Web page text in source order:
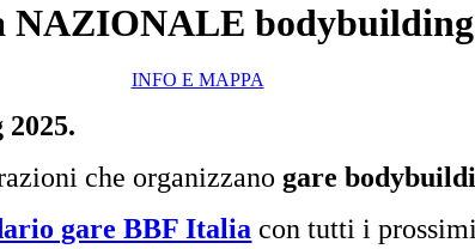
NAZIONALE bodybuilding
INFO E MAPPA
che organizzano gare
gare BBF Italia con tutti i